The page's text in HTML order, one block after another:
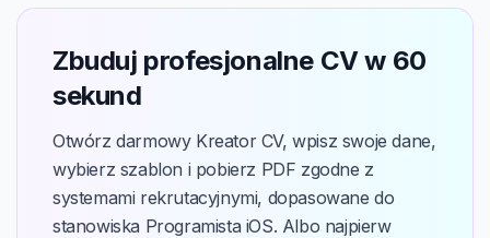
Zbuduj profesjonalne CV w 60
sekund
Otwórz darmowy Kreator CV, wpisz swoje dane,
wybierz szablon i pobierz PDF zgodne z
systemami rekrutacyjnymi, dopasowane do
stanowiska Programista iOS. Albo najpierw